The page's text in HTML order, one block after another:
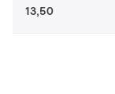
13,50